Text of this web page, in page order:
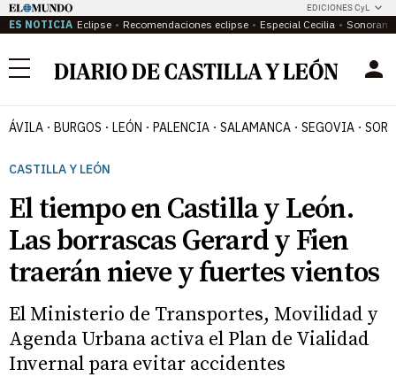
EDICIONES CyL
ES NOTICIA Eclipse Recomendaciones eclipse Especial Cecilia
Menú
ÁVILA BURGOS LEÓN PALENCIA SALAMANCA SEGOVIA
CASTILLA Y LEÓN
El tiempo en Castilla y León.
Las borrascas Gerard y Fien
traerán nieve y fuertes vientos
El Ministerio de Transportes, Movilidad y
Agenda Urbana activa el Plan de Vialidad
Invernal para evitar accidentes